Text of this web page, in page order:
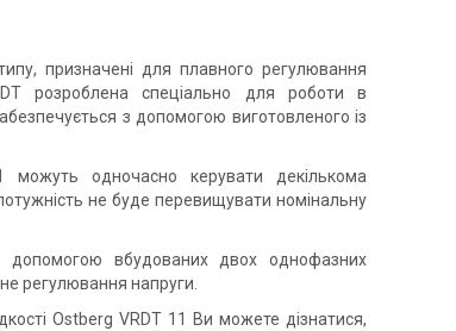
призначені для плавного регулювання
розроблена спеціально для роботи в
з допомогою виготовленого із
можуть одночасно керувати декількома
не буде перевищувати номінальну
допомогою вбудованих двох однофазних
регулювання напруги.
Ostberg VRDT 11 Ви можете дізнатися,